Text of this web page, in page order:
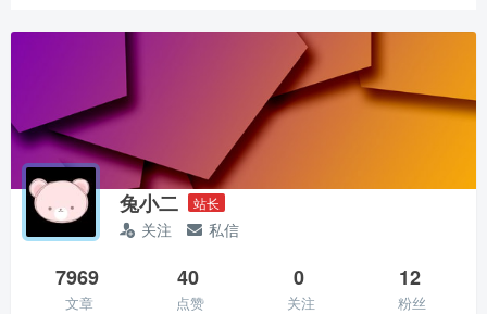
兔小二 站长
关注 私信
7969
文章
40
点赞
0
关注
12
粉丝